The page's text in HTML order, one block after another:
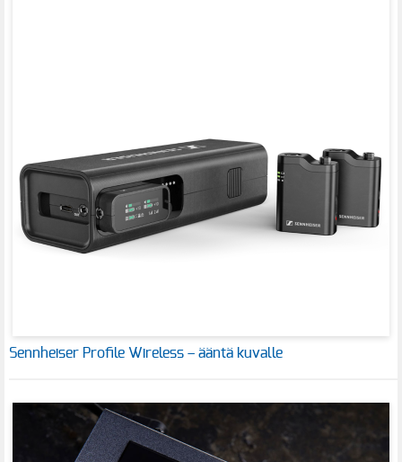
Sennheiser Profile Wireless – ääntä kuvalle